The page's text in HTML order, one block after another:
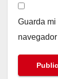
Guarda